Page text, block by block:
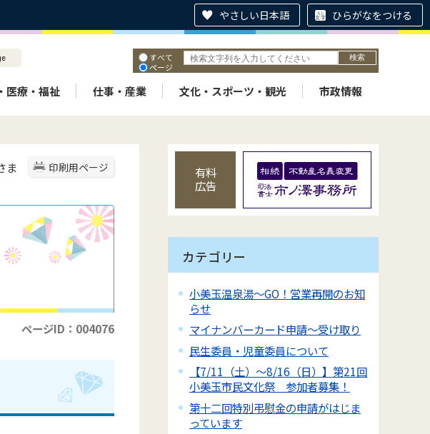
やさしい日本語 ひらがなをつける
すべて
ページ
医療・福祉 仕事・産業 文化・スポーツ・観光 市政情報
印刷用ページ
ま
ページID：004076
有料
広告
カテゴリー
小美玉温泉湯～GO！営業再開のお知
らせ
マイナンバーカード申請～受け取り
民生委員・児童委員について
【7/11（土）～8/16（日）】第21回
小美玉市民文化祭 参加者募集！
第十二回特別弔慰金の申請がはじま
っています